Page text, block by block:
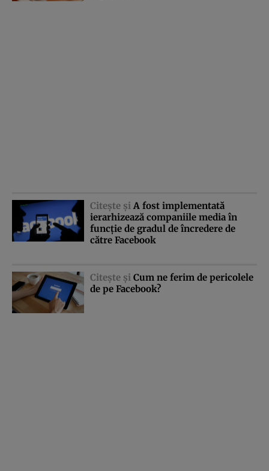
Citeşte şi A fost implementată
ierarhizează companiile media în
funcţie de gradul de încredere de
către Facebook
Citeşte şi Cum ne ferim de pericolele
de pe Facebook?